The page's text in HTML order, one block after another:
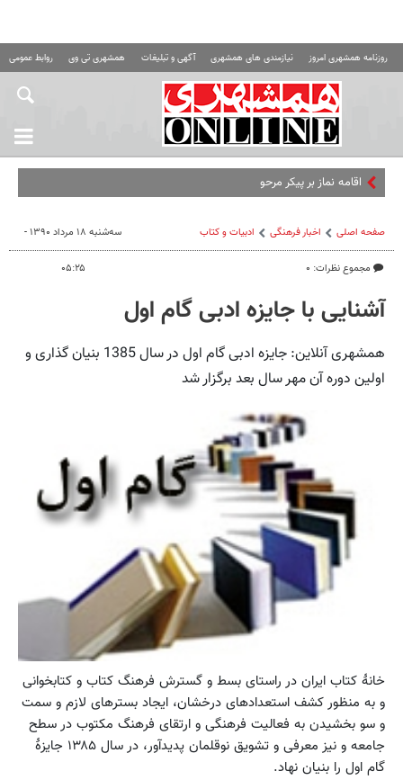
روزنامه همشهری امروز نیازمندی های همشهری آگهی و تبلیغات همشهری تی وی روابط عمومی
اقامه نماز بر پیکر مرحوم قاسم زاده
صفحه اصلی اخبار فرهنگی ادبیات و کتاب
مجموع نظرات: ۰
سه‌شنبه ۱۸ مرداد ۱۳۹۰ -
۰۵:۲۵
آشنایی با جایزه ادبی گام اول
همشهری آنلاین: جایزه ادبی گام اول در سال 1385 بنیان گذاری و
اولین دوره آن مهر سال بعد برگزار شد
خانۀ کتاب ایران در راستای بسط و گسترش فرهنگ کتاب و کتابخوانی
و به منظور کشف استعدادهای درخشان، ایجاد بسترهای لازم و سمت
و سو بخشیدن به فعالیت فرهنگی و ارتقای فرهنگ مکتوب در سطح
جامعه و نیز معرفی و تشویق نوقلمان پدیدآور، در سال ۱۳۸۵ جایزۀ
گام اول را بنیان نهاد.